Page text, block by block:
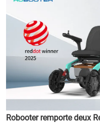
Robooter remporte deux